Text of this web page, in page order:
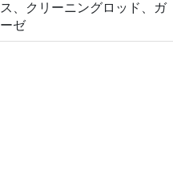
ス、クリーニングロッド、ガ
ーゼ